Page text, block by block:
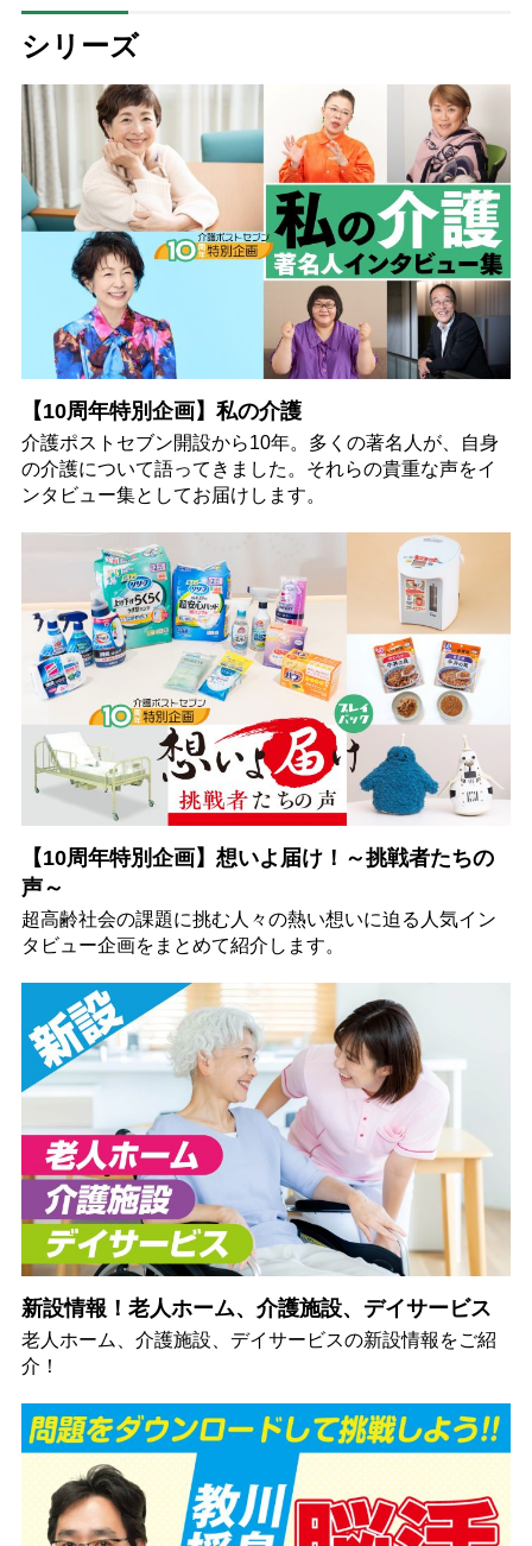
シリーズ
【10周年特別企画】私の介護
介護ポストセブン開設から10年。多くの著名人が、自身
の介護について語ってきました。それらの貴重な声をイ
ンタビュー集としてお届けします。
【10周年特別企画】想いよ届け！～挑戦者たちの
声～
超高齢社会の課題に挑む人々の熱い想いに迫る人気イン
タビュー企画をまとめて紹介します。
新設情報！老人ホーム、介護施設、デイサービス
老人ホーム、介護施設、デイサービスの新設情報をご紹
介！